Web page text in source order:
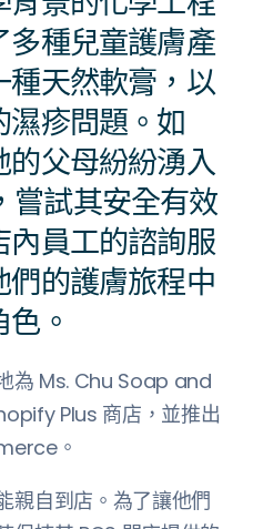
多種兒童護膚產
種天然軟膏，以
疹問題。如
父母紛紛湧入
嘗試其安全有效
內員工的諮詢服
的護膚旅程中
。
為 Ms. Chu Soap and
Plus 商店，並推出
。
親自到店。為了讓他們